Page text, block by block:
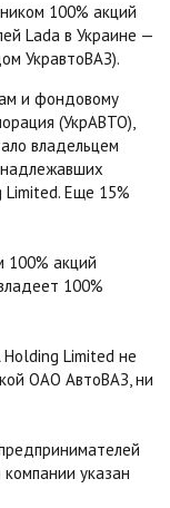
100% акций
Lada в Украине —
УкравтоВАЗ).
и фондовому
(УкрАВТО),
владельцем
Limited. Еще 15%
100% акций
100%
Holding Limited не
ОАО АвтоВАЗ, ни
указан